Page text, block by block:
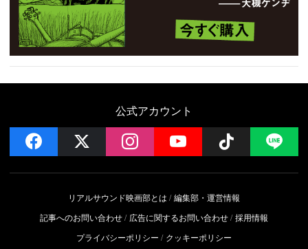
公式アカウント
facebook instagramYouTube Follow
リアルサウンド映画部とは
編集部・運営情報
記事へのお問い合わせ
広告に関するお問い合わせ 採用情報
プライバシーポリシー
クッキーポリシー